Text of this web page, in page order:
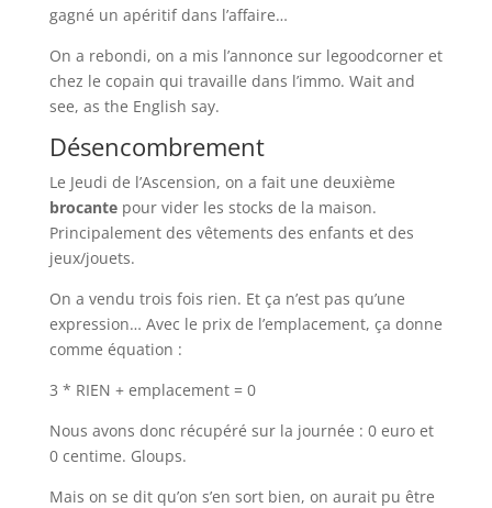
gagné un apéritif dans l’affaire…
On a rebondi, on a mis l’annonce sur legoodcorner et
chez le copain qui travaille dans l’immo. Wait and
see, as the English say.
Désencombrement
Le Jeudi de l’Ascension, on a fait une deuxième
brocantepour vider les stocks de la maison.
Principalement des vêtements des enfants et des
jeux/jouets.
On a vendu trois fois rien. Et ça n’est pas qu’une
expression… Avec le prix de l’emplacement, ça donne
comme équation :
3 * RIEN + emplacement = 0
Nous avons donc récupéré sur la journée : 0 euro et
0 centime. Gloups.
Mais on se dit qu’on s’en sort bien, on aurait pu être